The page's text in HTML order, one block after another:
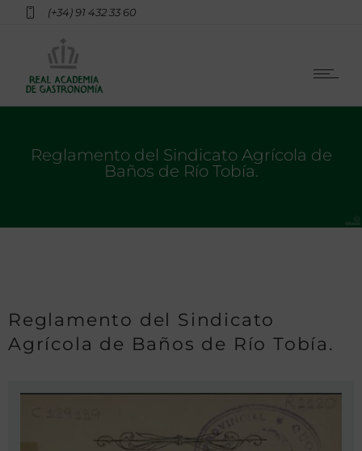
(+34) 91 432 33 60
Reglamento del Sindicato Agrícola de
Baños de Río Tobía.
Reglamento del Sindicato
Agrícola de Baños de Río Tobía.